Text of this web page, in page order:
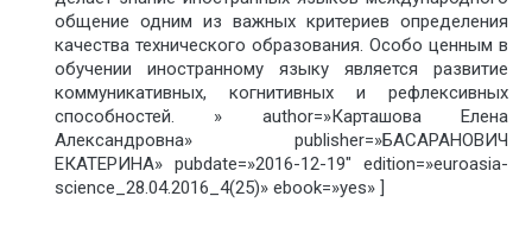
общение одним из важных критериев определения
качества технического образования. Особо ценным в
обучении иностранному языку является развитие
коммуникативных, когнитивных и рефлексивных
способностей. » author=»Карташова Елена
Александровна» publisher=»БАСАРАНОВИЧ
ЕКАТЕРИНА» pubdate=»2016-12-19″ edition=»euroasia-
science_28.04.2016_4(25)» ebook=»yes» ]